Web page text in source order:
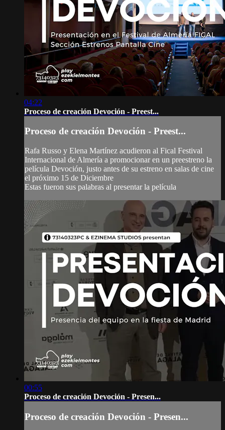
04:22
Proceso de creación Devoción - Preest...
Proceso de creación Devoción - Preest...
Rafa Russo y Elena Martínez acudieron al Fical Festival
Internacional de Almería a promocionar en un preestreno la
película Devoción, justo antes de su estreno en salas de cine
el próximo 15 de Diciembre
Estas fueron sus palabras al presentar la película
00:55
Proceso de creación Devoción - Presen...
Proceso de creación Devoción - Presen...